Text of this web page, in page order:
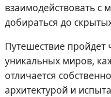
взаимодействовать с
добираться до
Путешествие пройдет
уникальных миров,
отличается
архитектурой и